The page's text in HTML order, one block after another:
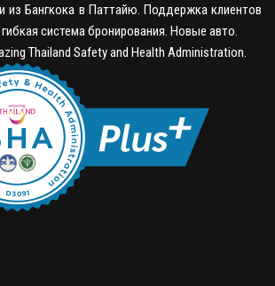
из Бангкока в Паттайю. Поддержка клиентов
система бронирования. Новые авто.
Thailand Safety and Health Administration.